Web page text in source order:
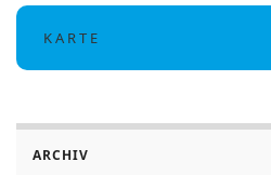
K A R T E
Flugplatz Ellwangen EDPY
73479 Ellwangen (Jagst)
ARCHIV